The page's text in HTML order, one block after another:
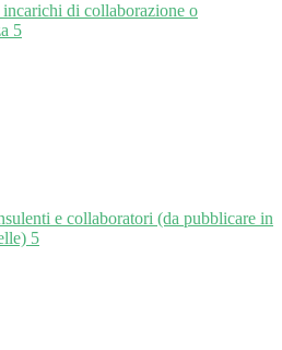
di collaborazione o
5
e collaboratori (da pubblicare in
5